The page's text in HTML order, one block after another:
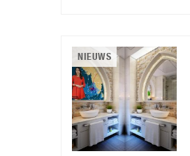
NIEUWS